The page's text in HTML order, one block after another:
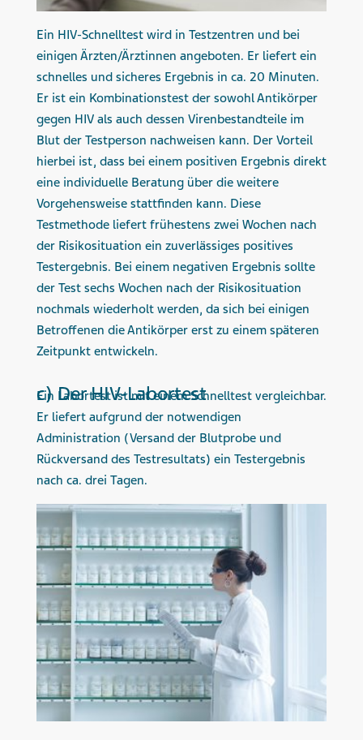
Ein HIV-Schnelltest wird in Testzentren und bei
einigen Ärzten/Ärztinnen angeboten. Er liefert ein
schnelles und sicheres Ergebnis in ca. 20 Minuten.
Er ist ein Kombinationstest der sowohl Antikörper
gegen HIV als auch dessen Virenbestandteile im
Blut der Testperson nachweisen kann. Der Vorteil
hierbei ist, dass bei einem positiven Ergebnis direkt
eine individuelle Beratung über die weitere
Vorgehensweise stattfinden kann. Diese
Testmethode liefert frühestens zwei Wochen nach
der Risikosituation ein zuverlässiges positives
Testergebnis. Bei einem negativen Ergebnis sollte
der Test sechs Wochen nach der Risikosituation
nochmals wiederholt werden, da sich bei einigen
Betroffenen die Antikörper erst zu einem späteren
Zeitpunkt entwickeln.
c) Der HIV-Labortest
Ein Labortest ist mit einem Schnelltest vergleichbar.
Er liefert aufgrund der notwendigen
Administration (Versand der Blutprobe und
Rückversand des Testresultats) ein Testergebnis
nach ca. drei Tagen.